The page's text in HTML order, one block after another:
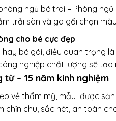
ngủ bé trai – Phòng
trải sàn và ga gối chọn
cho bé cực đẹp
hay bé gái, điều quan trọng
nghiệp chất lượng sẽ
từ – 15 năm kinh nghiệm
về thẩm mỹ, mẫu được
chỉn chu, sắc nét, an toàn